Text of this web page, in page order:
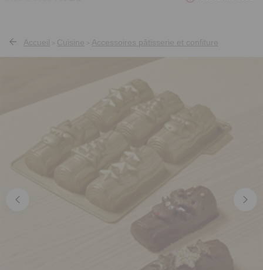
avec le code AT26
Accueil Cuisine Accessoires pâtisserie et confiture